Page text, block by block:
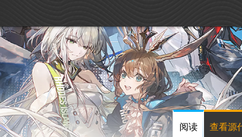
阅读 查看源